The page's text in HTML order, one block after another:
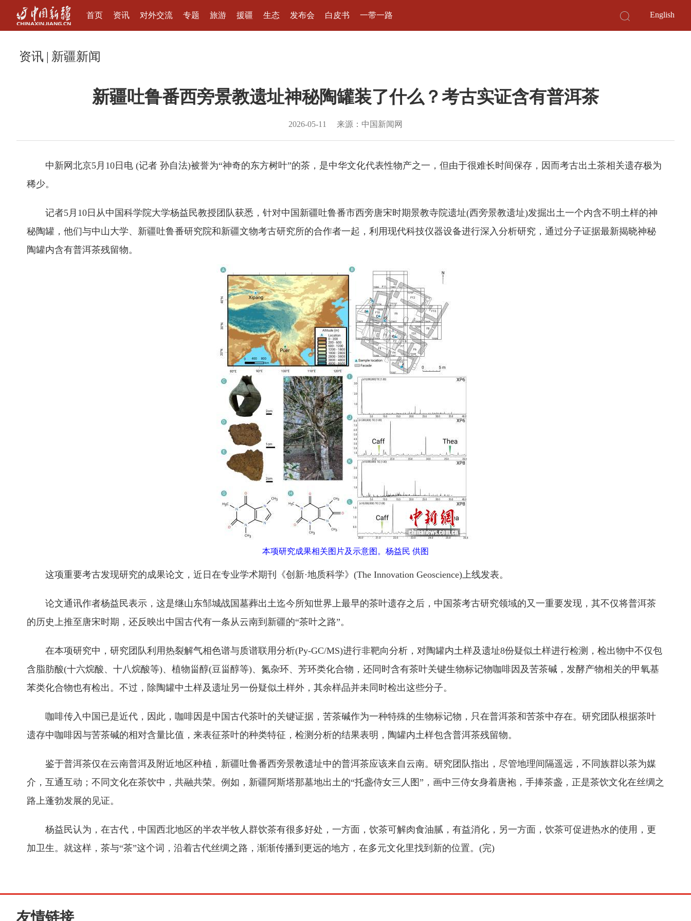
首页 资讯 对外交流 专题 旅游 援疆 生态 发布会 白皮书 一带一路 English
资讯 | 新疆新闻
新疆吐鲁番西旁景教遗址神秘陶罐装了什么？考古实证含有普洱茶
2026-05-11 来源：中国新闻网
中新网北京5月10日电 (记者 孙自法)被誉为“神奇的东方树叶”的茶，是中华文化代表性物产之一，但由于很难长时间保存，因而考古出土茶相关遗存极为
稀少。
记者5月10日从中国科学院大学杨益民教授团队获悉，针对中国新疆吐鲁番市西旁唐宋时期景教寺院遗址(西旁景教遗址)发掘出土一个内含不明土样的神
秘陶罐，他们与中山大学、新疆吐鲁番研究院和新疆文物考古研究所的合作者一起，利用现代科技仪器设备进行深入分析研究，通过分子证据最新揭晓神秘
陶罐内含有普洱茶残留物。
本项研究成果相关图片及示意图。杨益民 供图
这项重要考古发现研究的成果论文，近日在专业学术期刊《创新·地质科学》(The Innovation Geoscience)上线发表。
论文通讯作者杨益民表示，这是继山东邹城战国墓葬出土迄今所知世界上最早的茶叶遗存之后，中国茶考古研究领域的又一重要发现，其不仅将普洱茶
的历史上推至唐宋时期，还反映出中国古代有一条从云南到新疆的“茶叶之路”。
在本项研究中，研究团队利用热裂解气相色谱与质谱联用分析(Py-GC/MS)进行非靶向分析，对陶罐内土样及遗址8份疑似土样进行检测，检出物中不仅包
含脂肪酸(十六烷酸、十八烷酸等)、植物甾醇(豆甾醇等)、氮杂环、芳环类化合物，还同时含有茶叶关键生物标记物咖啡因及苦茶碱，发酵产物相关的甲氧基
苯类化合物也有检出。不过，除陶罐中土样及遗址另一份疑似土样外，其余样品并未同时检出这些分子。
咖啡传入中国已是近代，因此，咖啡因是中国古代茶叶的关键证据，苦茶碱作为一种特殊的生物标记物，只在普洱茶和苦茶中存在。研究团队根据茶叶
遗存中咖啡因与苦茶碱的相对含量比值，来表征茶叶的种类特征，检测分析的结果表明，陶罐内土样包含普洱茶残留物。
鉴于普洱茶仅在云南普洱及附近地区种植，新疆吐鲁番西旁景教遗址中的普洱茶应该来自云南。研究团队指出，尽管地理间隔遥远，不同族群以茶为媒
介，互通互动；不同文化在茶饮中，共融共荣。例如，新疆阿斯塔那墓地出土的“托盏侍女三人图”，画中三侍女身着唐袍，手捧茶盏，正是茶饮文化在丝绸之
路上蓬勃发展的见证。
杨益民认为，在古代，中国西北地区的半农半牧人群饮茶有很多好处，一方面，饮茶可解肉食油腻，有益消化，另一方面，饮茶可促进热水的使用，更
加卫生。就这样，茶与“茶”这个词，沿着古代丝绸之路，渐渐传播到更远的地方，在多元文化里找到新的位置。(完)
友情链接